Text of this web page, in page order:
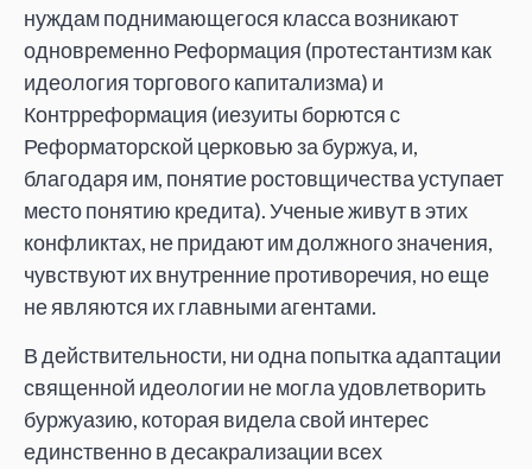
нуждам поднимающегося класса возникают
одновременно Реформация (протестантизм как
идеология торгового капитализма) и
Контрреформация (иезуиты борются с
Реформаторской церковью за буржуа, и,
благодаря им, понятие ростовщичества уступает
место понятию кредита). Ученые живут в этих
конфликтах, не придают им должного значения,
чувствуют их внутренние противоречия, но еще
не являются их главными агентами.
В действительности, ни одна попытка адаптации
священной идеологии не могла удовлетворить
буржуазию, которая видела свой интерес
единственно в десакрализации всех